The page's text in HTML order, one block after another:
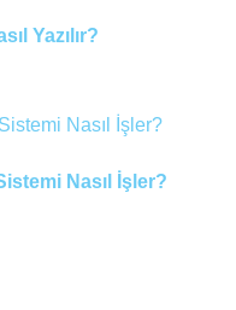
Yazılır?
Nasıl İşler?